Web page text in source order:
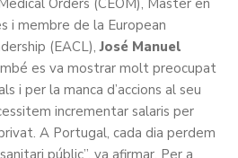
Orders (CEOM), Màster en
i membre de la European
(EACL),José Manuel
es va mostrar molt preocupat
i per la manca d’accions al seu
incrementar salaris per
A Portugal, cada dia perdem